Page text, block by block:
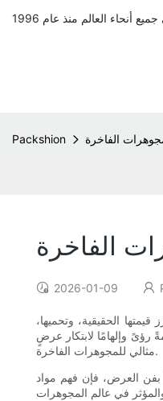
Packshion الفاخرة
الفاخرة
2026-01-09
الحقيقية، وتحميها،
رؤىً وإلهامًا لابتكار عرضٍ
مثالي للمجوهرات الفاخرة.
بفن العرض، فإن فهم مواد